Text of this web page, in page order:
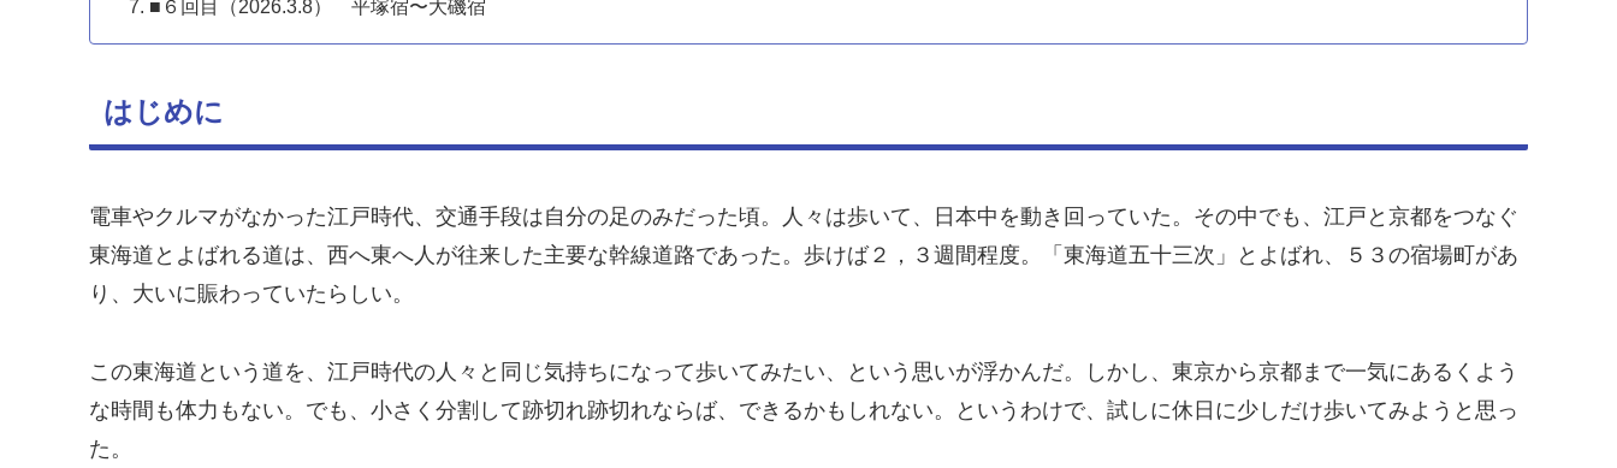
■６回目（2026.3.8） 平塚宿〜大磯宿
はじめに
電車やクルマがなかった江戸時代、交通手段は自分の足のみだった頃。人々は歩いて、日本中を動き回っていた。その中でも、江戸と京都をつなぐ
東海道とよばれる道は、西へ東へ人が往来した主要な幹線道路であった。歩けば２，３週間程度。「東海道五十三次」とよばれ、５３の宿場町があ
り、大いに賑わっていたらしい。
この東海道という道を、江戸時代の人々と同じ気持ちになって歩いてみたい、という思いが浮かんだ。しかし、東京から京都まで一気にあるくよう
な時間も体力もない。でも、小さく分割して跡切れ跡切れならば、できるかもしれない。というわけで、試しに休日に少しだけ歩いてみようと思っ
た。